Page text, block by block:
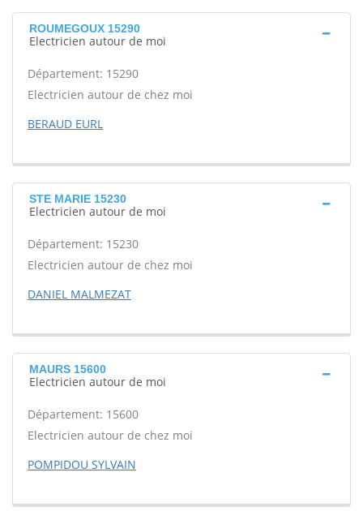
ROUMEGOUX 15290
Electricien autour de moi
Département: 15290
Electricien autour de chez moi
BERAUD EURL
STE MARIE 15230
Electricien autour de moi
Département: 15230
Electricien autour de chez moi
DANIEL MALMEZAT
MAURS 15600
Electricien autour de moi
Département: 15600
Electricien autour de chez moi
POMPIDOU SYLVAIN